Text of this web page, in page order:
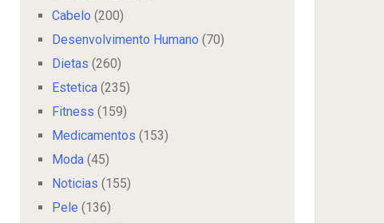
Cabelo (200)
Desenvolvimento Humano (70)
Dietas (260)
Estetica (235)
Fitness (159)
Medicamentos (153)
Moda (45)
Noticias (155)
Pele (136)